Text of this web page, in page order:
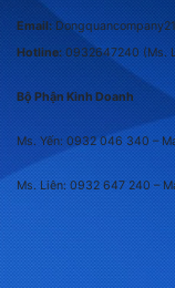
Email:
Hotline: 0932647240 (Ms.
Bộ Phận Kinh Doanh
Ms. Yến: 0932 046 340 –
Ms. Liên: 0932 647 240 –